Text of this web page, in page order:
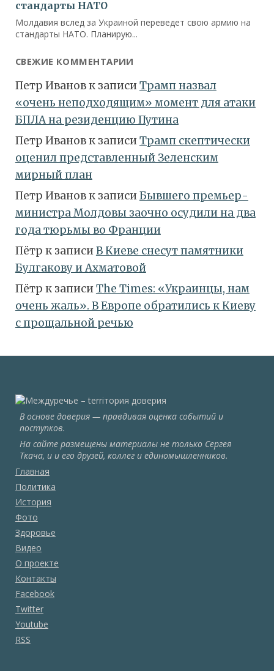
СВЕЖИЕ КОММЕНТАРИИ
Петр Ивановк записиТрамп назвал
«очень неподходящим» момент для атаки
БПЛА на резиденцию Путина
Петр Ивановк записиТрамп скептически
оценил представленный Зеленским
мирный план
Петр Ивановк записиБывшего премьер-
министра Молдовы заочно осудили на два
года тюрьмы во Франции
Пётр к записиВ Киеве снесут памятники
Булгакову и Ахматовой
Пётр к записиТhe Times: «Украинцы, нам
очень жаль». В Европе обратились к Киеву
с прощальной речью
В основе доверия — правдивая оценка событий и
поступков.
На сайте размещены материалы не только Сергея
Ткача, и и его друзей, коллег и единомышленников.
Главная
Политика
История
Фото
Здоровье
Видео
О проекте
Контакты
Facebook
Twitter
Youtube
RSS